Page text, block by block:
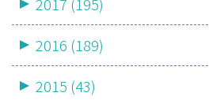
2016 (189)
2015 (43)